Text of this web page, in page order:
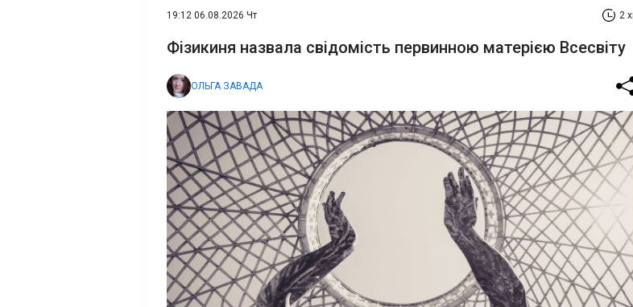
19:12 06.08.2026 Чт 2
Фізикиня назвала свідомість первинною матерією Всесвіту
ОЛЬГА ЗАВАДА